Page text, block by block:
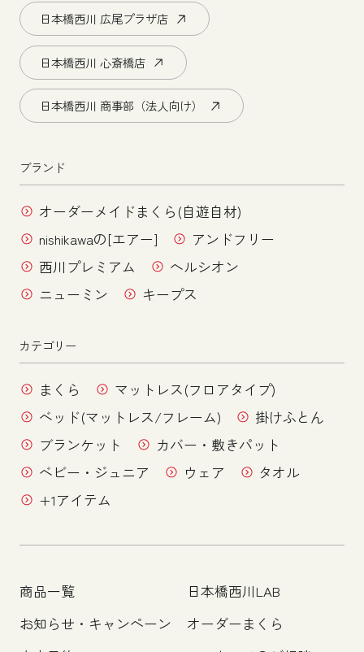
日本橋西川 広尾プラザ店
日本橋西川 心斎橋店
日本橋西川 商事部（法人向け）
ブランド
オーダーメイドまくら(自遊自材)
nishikawaの[エアー]
アンドフリー
西川プレミアム
ヘルシオン
ニューミン
キープス
カテゴリー
まくら
マットレス(フロアタイプ)
ベッド(マットレス/フレーム)
掛けふとん
ブランケット
カバー・敷きパット
ベビー・ジュニア
ウェア
タオル
+1アイテム
商品一覧
お知らせ・キャンペーン
日本橋西川LAB
オーダーまくら